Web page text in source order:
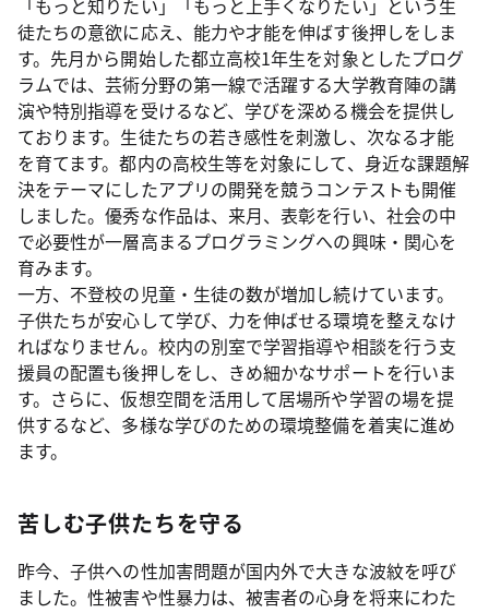
「もっと知りたい」「もっと上手くなりたい」という生
徒たちの意欲に応え、能力や才能を伸ばす後押しをしま
す。先月から開始した都立高校1年生を対象としたプログ
ラムでは、芸術分野の第一線で活躍する大学教育陣の講
演や特別指導を受けるなど、学びを深める機会を提供し
ております。生徒たちの若き感性を刺激し、次なる才能
を育てます。都内の高校生等を対象にして、身近な課題解
決をテーマにしたアプリの開発を競うコンテストも開催
しました。優秀な作品は、来月、表彰を行い、社会の中
で必要性が一層高まるプログラミングへの興味・関心を
育みます。
一方、不登校の児童・生徒の数が増加し続けています。
子供たちが安心して学び、力を伸ばせる環境を整えなけ
ればなりません。校内の別室で学習指導や相談を行う支
援員の配置も後押しをし、きめ細かなサポートを行いま
す。さらに、仮想空間を活用して居場所や学習の場を提
供するなど、多様な学びのための環境整備を着実に進め
ます。
苦しむ子供たちを守る
昨今、子供への性加害問題が国内外で大きな波紋を呼び
ました。性被害や性暴力は、被害者の心身を将来にわた